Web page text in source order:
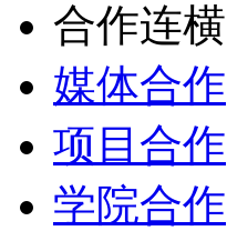
合作连横
媒体合作
项目合作
学院合作